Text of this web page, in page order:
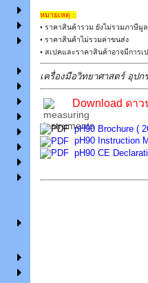
หมายเหตุ ::
• ราคาสินค้ารวม ยังไม่รวมภาษีมู
• ราคาสินค้าไม่รวมค่าขนส่ง
• สเปคและราคาสินค้าอาจมีการ
เครื่องมือวิทยาศาสตร์ อุป
Download ดา
pH90 Brochure (
pH90 Instruction
pH90 CE